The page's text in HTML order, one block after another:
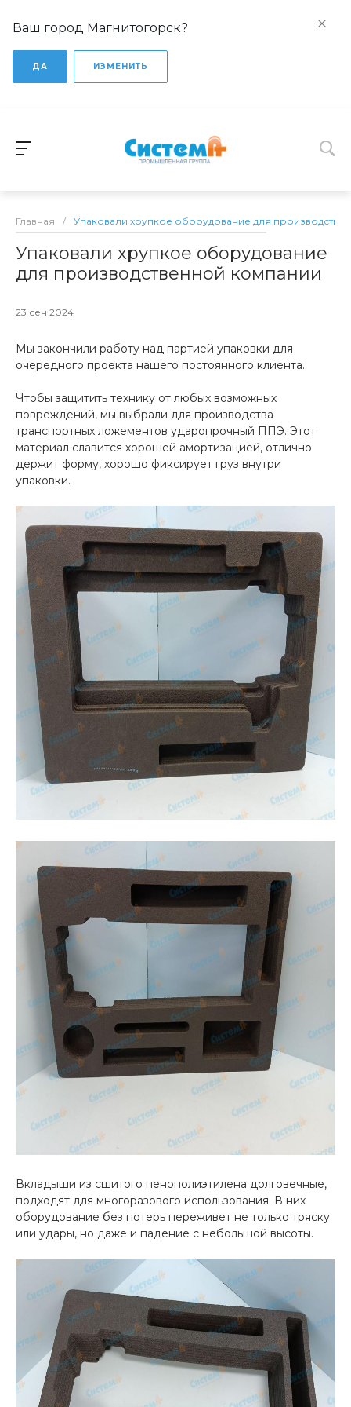
Ваш город Магнитогорск?
ДА ИЗМЕНИТЬ
Главная / Упаковали хрупкое оборудование для
Упаковали хрупкое оборудование
для производственной компании
23 сен 2024
Мы закончили работу над партией упаковки для
очередного проекта нашего постоянного клиента.
Чтобы защитить технику от любых возможных
повреждений, мы выбрали для производства
транспортных ложементов ударопрочный ППЭ. Этот
материал славится хорошей амортизацией, отлично
держит форму, хорошо фиксирует груз внутри
упаковки.
Вкладыши из сшитого пенополиэтилена долговечные,
подходят для многоразового использования. В них
оборудование без потерь переживет не только тряску
или удары, но даже и падение с небольшой высоты.